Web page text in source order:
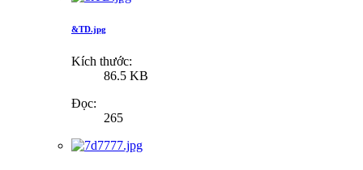
&TD.jpg
Kích thước:
86.5 KB
Đọc:
265